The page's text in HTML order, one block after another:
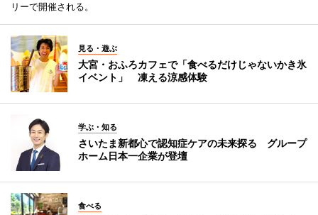
リーで開催される。
見る・遊ぶ
大宮・おふろカフェで「食べるだけじゃないかき氷
イベント」 凍える涼感体験
学ぶ・知る
さいたま新都心で認知症ケアの未来探る グループ
ホーム日本一企業が登壇
食べる